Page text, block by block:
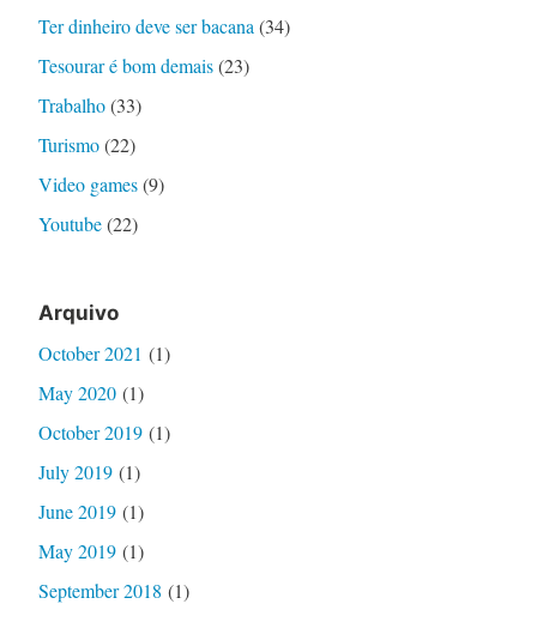
Ter dinheiro deve ser bacana (34)
Tesourar é bom demais(23)
Trabalho(33)
Turismo(22)
Video games(9)
Youtube(22)
Arquivo
October 2021 (1)
May 2020(1)
October 2019(1)
July 2019(1)
June 2019(1)
May 2019(1)
September 2018 (1)